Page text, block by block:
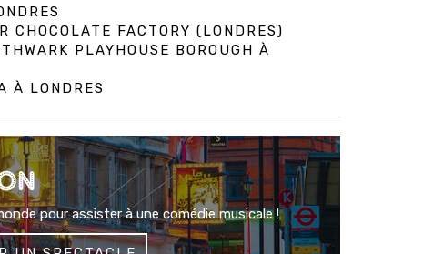
FACTORY (LONDRES)
PLAYHOUSE BOROUGH À
À LONDRES
pour assister à une comédie musicale !